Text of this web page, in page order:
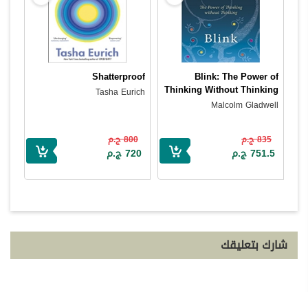
Blink: The Power of
Thinking Without Thinking
Malcolm Gladwell
835 ج.م
751.5 ج.م
Shatterproof
Tasha Eurich
800 ج.م
720 ج.م
شارك بتعليقك